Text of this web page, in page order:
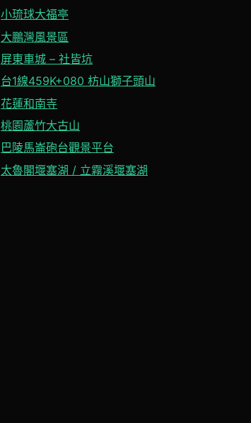
小琉球大福亭
大鵬灣風景區
屏東車城 – 社皆坑
台1線459K+080 枋山獅子頭山
花蓮和南寺
桃園蘆竹大古山
巴陵馬崙砲台觀景平台
太魯閣堰塞湖 / 立霧溪堰塞湖